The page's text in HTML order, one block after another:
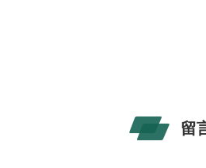
留